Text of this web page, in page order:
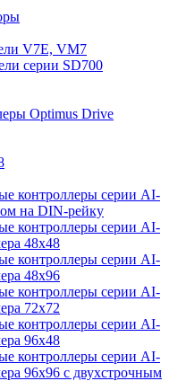
V7E, VM7
серии SD700
Optimus Drive
контроллеры серии AI-
на DIN-рейку
контроллеры серии AI-
48х48
контроллеры серии AI-
48х96
контроллеры серии AI-
72х72
контроллеры серии AI-
96х48
контроллеры серии AI-
96х96 с двухстрочным